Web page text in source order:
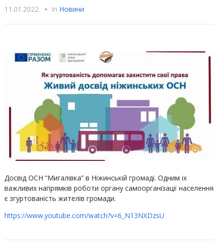
11.01.2022 • In Новини
Досвід ОСН “Мигалівка” в Ніжинській громаді. Одним іх
важливих напрямків роботи органу самоорганізації населення
є згуртованість жителів громади.
https://www.youtube.com/watch?v=6_N13NXDzsU